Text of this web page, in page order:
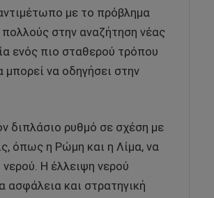
με το πρόβλημα
στην αναζήτηση νέας
ενός πιο σταθερού τρόπου
να οδηγήσει στην
διπλάσιο ρυθμό σε σχέση με
όπως η Ρώμη και η Λίμα, να
Η έλλειψη νερού
ασφάλεια και στρατηγική